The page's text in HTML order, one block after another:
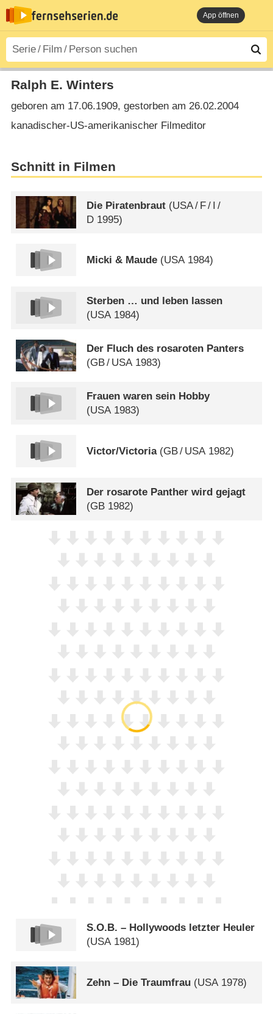
App öffnen
Ralph E. Winters
geboren am 17.06.1909, gestorben am 26.02.2004
kanadischer-US-amerikanischer Filmeditor
Schnitt in Filmen
Die Piratenbraut (USA/ F/ I /
D 1995)
Micki & Maude (USA1984)
Sterben … und leben lassen
(USA1984)
Der Fluch des rosaroten Panters
(GB/ USA1983)
Frauen waren sein Hobby
(USA1983)
Victor/​Victoria(GB/ USA1982)
Der rosarote Panther wird gejagt
(GB 1982)
S.O.B. – Hollywoods letzter Heuler
(USA1981)
Zehn – Die Traumfrau (USA1978)